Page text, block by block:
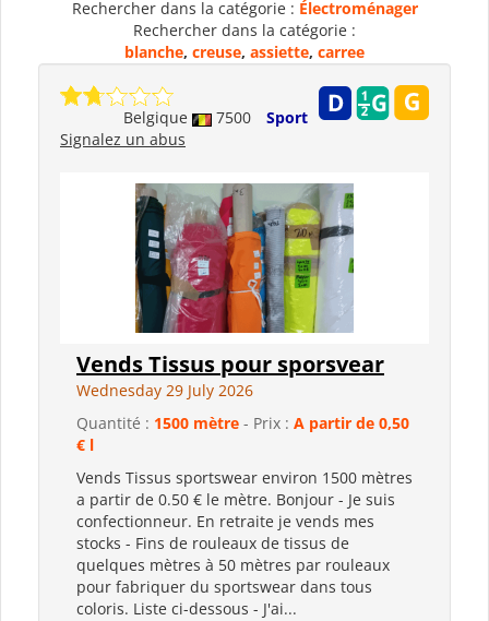
Rechercher dans la catégorie : Électroménager
Rechercher dans la catégorie :
blanche, creuse, assiette, carree
Belgique 7500
Sport
Signalez un abus
Vends Tissus pour sporsvear
Wednesday 29 July 2026
Quantité : 1500 mètre - Prix : A partir de 0,50
€ l
Vends Tissus sportswear environ 1500 mètres
a partir de 0.50 € le mètre. Bonjour - Je suis
confectionneur. En retraite je vends mes
stocks - Fins de rouleaux de tissus de
quelques mètres à 50 mètres par rouleaux
pour fabriquer du sportswear dans tous
coloris. Liste ci-dessous - J'ai...